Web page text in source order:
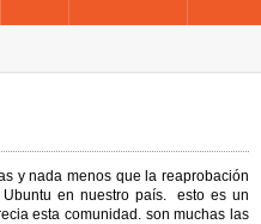
y nada menos que la reaprobación
en nuestro país. esto es un
esta comunidad. son muchas las